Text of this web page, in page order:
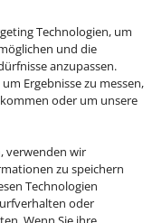
Technologien, um
und die
anzupassen.
Ergebnisse zu messen,
oder um unsere
verwenden wir
zu speichern
Technologien
oder